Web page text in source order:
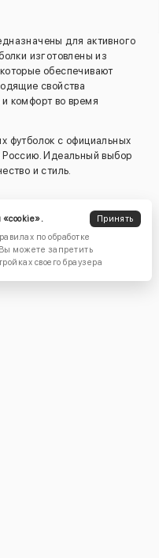
для активного
изготовлены из
обеспечивают
свойства
комфорт во время
футболок с официальных
Россию. Идеальный выбор
и стиль.
Технологичные
«cookie».
Принять
по обработке
можете запретить
своего браузера